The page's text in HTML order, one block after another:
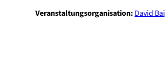
Veranstaltungsorganisation: David